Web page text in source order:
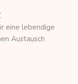
eine lebendige
Austausch